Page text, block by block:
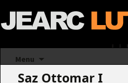
Menu
Saz Ottomar I